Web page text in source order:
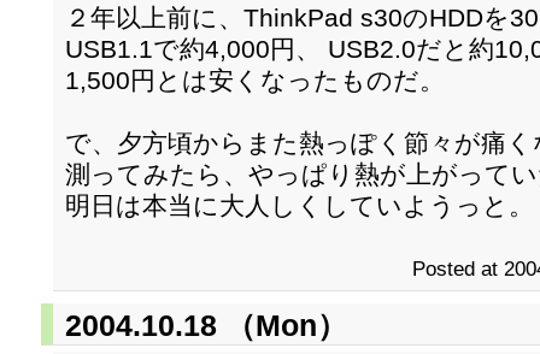
２年以上前に、ThinkPad s30のHDDを
USB1.1で約4,000円、 USB2.0だと約
1,500円とは安くなったものだ。
で、夕方頃からまた熱っぽく節々が痛
測ってみたら、やっぱり熱が上がって
明日は本当に大人しくしていようっと。
Posted at
2004.10.18 （Mon）